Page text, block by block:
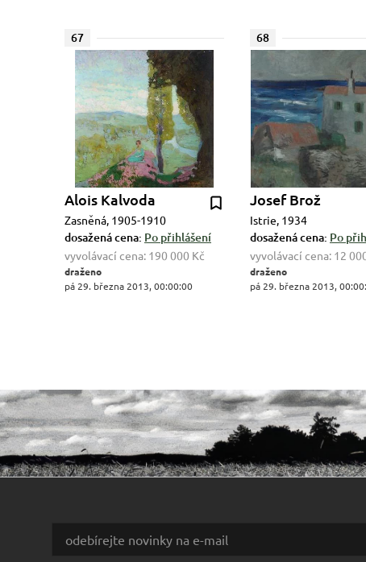
67
Alois Kalvoda
Zasněná, 1905-1910
dosažená cena: Po přihlášení
vyvolávací cena: 190 000 Kč
draženo
pá 29. března 2013, 00:00:00
68
Josef Brož
Istrie, 1934
dosažená cena: Po
vyvolávací cena: 12
draženo
pá 29. března 2013,